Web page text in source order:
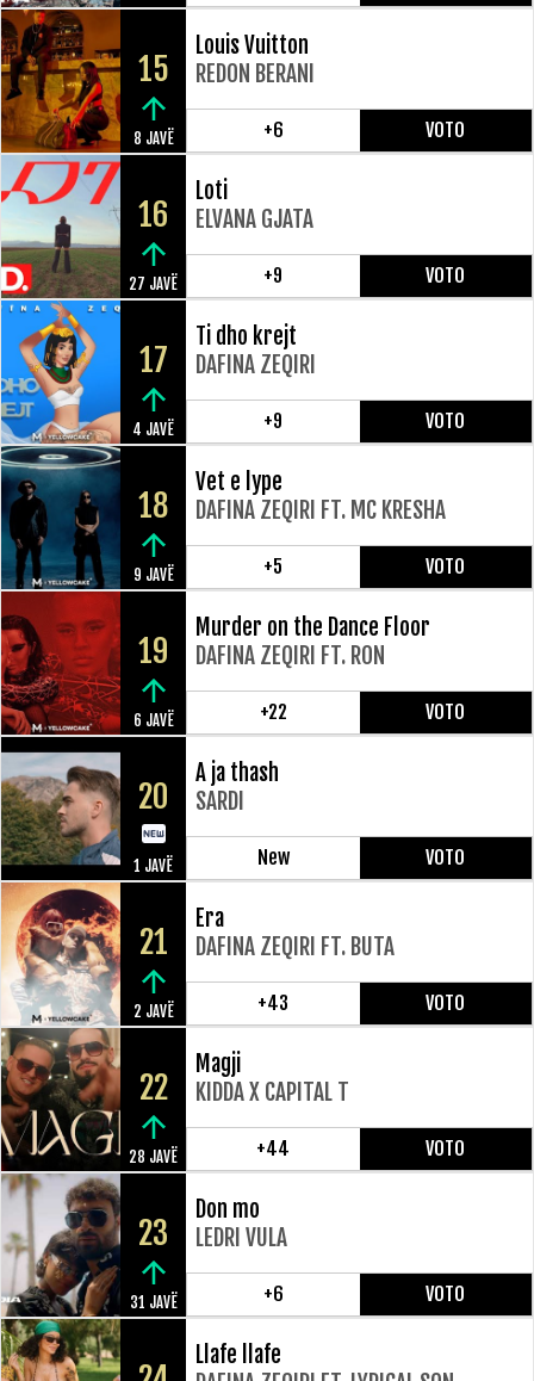
15
8 JAVË
Louis Vuitton
REDON BERANI
+6 VOTO
16
27 JAVË
Loti
ELVANA GJATA
+9 VOTO
17
4 JAVË
Ti dho krejt
DAFINA ZEQIRI
+9 VOTO
18
9 JAVË
Vet e lype
DAFINA ZEQIRI FT. MC KRESHA
+5 VOTO
19
6 JAVË
Murder on the Dance Floor
DAFINA ZEQIRI FT. RON
+22 VOTO
20
1 JAVË
A ja thash
SARDI
New VOTO
21
2 JAVË
Era
DAFINA ZEQIRI FT. BUTA
+43 VOTO
22
28 JAVË
Magji
KIDDA X CAPITAL T
+44 VOTO
23
31 JAVË
Don mo
LEDRI VULA
+6 VOTO
Llafe llafe